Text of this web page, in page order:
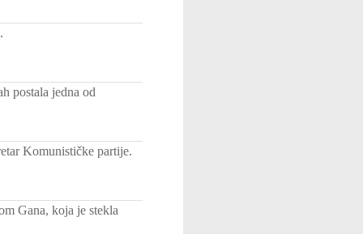
postala jedna od
Komunističke partije.
Gana, koja je stekla